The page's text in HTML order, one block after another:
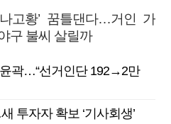
나고황’ 꿈틀댄다…거인 가
구 불씨 살릴까
곽…“선거인단 192→2만
투자자 확보 ‘기사회생’